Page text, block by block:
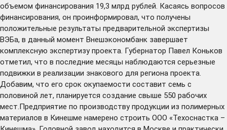
объемом финансирования 19,3 млрд рублей. Касаясь вопросов
финансирования, он проинформировал, что получены
положительные результаты предварительной экспертизы
ВЭБа, в данный момент Внешэкономбанк завершает
комплексную экспертизу проекта. Губернатор Павел Коньков
отметил, что в последние месяцы наблюдаются серьезные
подвижки в реализации знакового для региона проекта.
Добавим, что его срок окупаемости составит семь с
половиной лет, планируется создание свыше 550 рабочих
мест.Предприятие по производству продукции из полимерных
материалов в Кинешме намерено строить ООО «Техоснастка –